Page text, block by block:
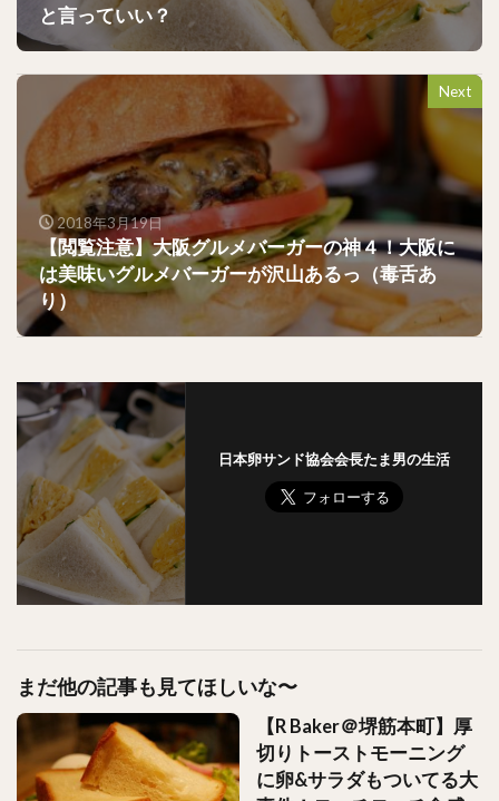
と言っていい？
Next
2018年3月19日
【閲覧注意】大阪グルメバーガーの神４！大阪に
は美味いグルメバーガーが沢山あるっ（毒舌あ
り）
日本卵サンド協会会長たま男の生活
まだ他の記事も見てほしいな〜
【R Baker＠堺筋本町】厚
切りトーストモーニング
に卵&サラダもついてる大